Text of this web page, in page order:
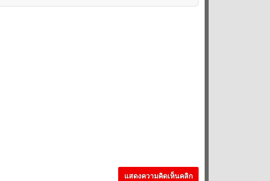
แสดงความคิดเห็นคลิก